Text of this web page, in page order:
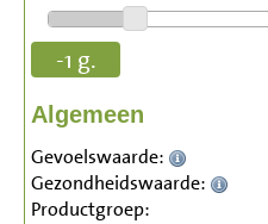
-1 g.
Algemeen
Gevoelswaarde:
Gezondheidswaarde:
Productgroep: